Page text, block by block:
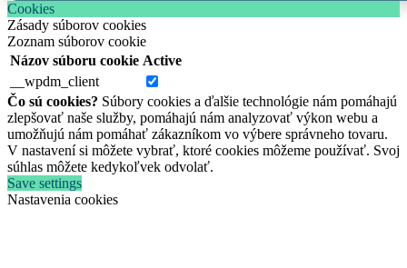
Cookies
Zásady súborov cookies
Zoznam súborov cookie
Názov súboru cookie Active
__wpdm_client
Čo sú cookies? Súbory cookies a ďalšie technológie nám pomáhajú
zlepšovať naše služby, pomáhajú nám analyzovať výkon webu a
umožňujú nám pomáhať zákazníkom vo výbere správneho tovaru.
V nastavení si môžete vybrať, ktoré cookies môžeme používať. Svoj
súhlas môžete kedykoľvek odvolať.
Save settings
Nastavenia cookies